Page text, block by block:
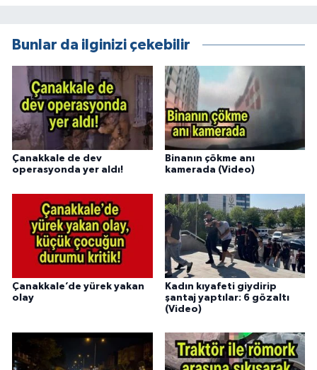
Bunlar da ilginizi çekebilir
Çanakkale de dev
operasyonda yer aldı!
Binanın çökme anı
kamerada (Video)
Çanakkale’de yürek yakan
olay
Kadın kıyafeti giydirip
şantaj yaptılar: 6 gözaltı
(Video)